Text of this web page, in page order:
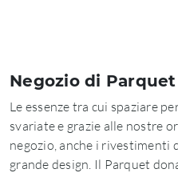
Negozio di Parquet
Le essenze tra cui spaziare
svariate e grazie alle nostre
negozio, anche i rivestimenti
grande design. Il Parquet